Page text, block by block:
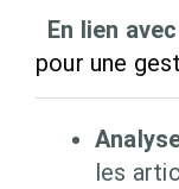
En lien
pour une
les